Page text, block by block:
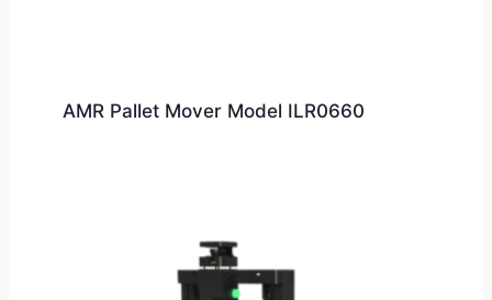
AMR Pallet Mover Model ILR0660